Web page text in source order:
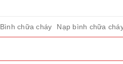
Bình chữa cháy Nạp bình chữa